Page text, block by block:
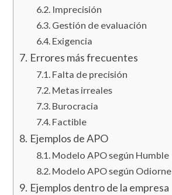
Imprecisión
Gestión de evaluación
Exigencia
Errores más frecuentes
Falta de precisión
Metas irreales
Burocracia
Factible
Ejemplos de APO
Modelo APO según Humble
Modelo APO según Odiorne
Ejemplos dentro de la empresa